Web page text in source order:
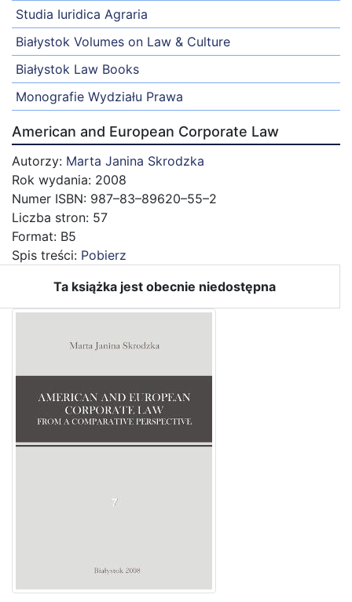
Studia Iuridica Agraria
Białystok Volumes on Law & Culture
Białystok Law Books
Monografie Wydziału Prawa
American and European Corporate Law
Autorzy: Marta Janina Skrodzka
Rok wydania: 2008
Numer ISBN: 987–83–89620–55–2
Liczba stron: 57
Format: B5
Spis treści: Pobierz
Ta książka jest obecnie niedostępna